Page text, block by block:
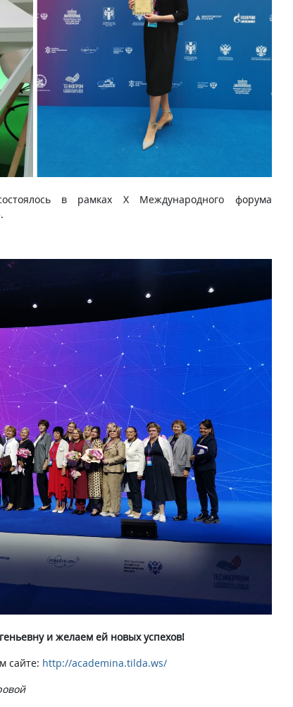
в рамках X Международного форума
и желаем ей новых успехов!
сайте: http://academina.tilda.ws/